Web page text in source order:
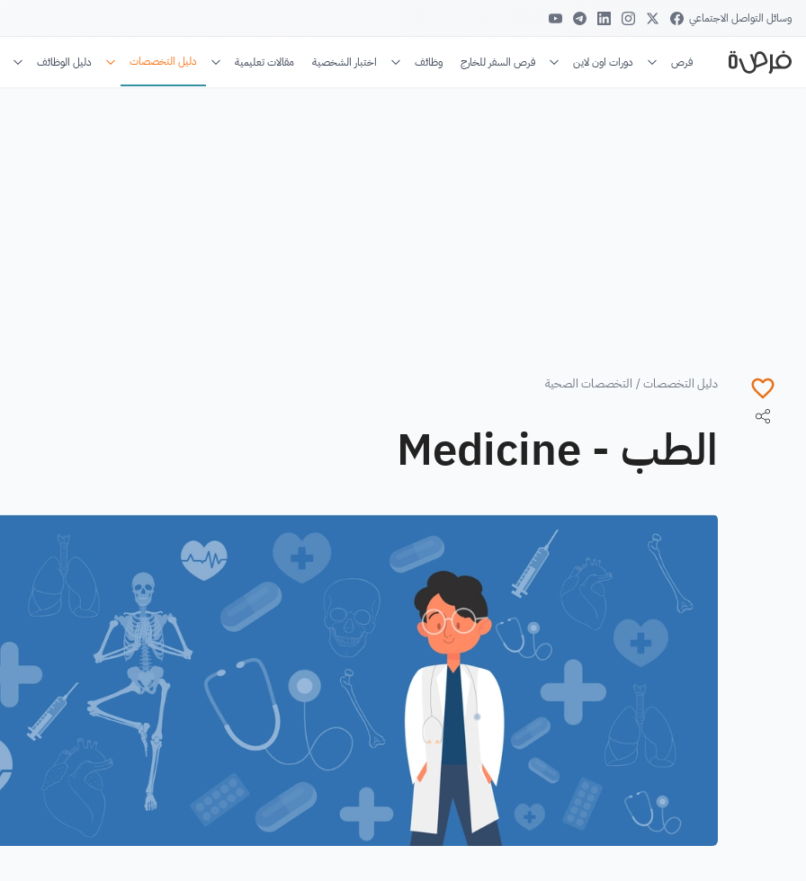
وسائل التواصل الاجتماعي
فرص دورات اون لاين فرص السفر للخارج وظائف اختبار الشخصية مقالات تعليمية دليل التخصصات دليل الوظائف
دليل التخصصات/ التخصصات الصحية
الطب - Medicine